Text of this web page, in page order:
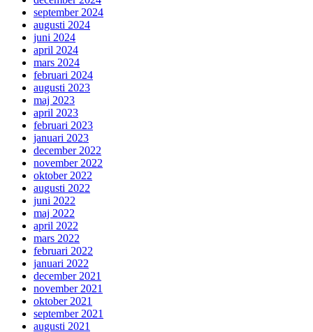
september 2024
augusti 2024
juni 2024
april 2024
mars 2024
februari 2024
augusti 2023
maj 2023
april 2023
februari 2023
januari 2023
december 2022
november 2022
oktober 2022
augusti 2022
juni 2022
maj 2022
april 2022
mars 2022
februari 2022
januari 2022
december 2021
november 2021
oktober 2021
september 2021
augusti 2021